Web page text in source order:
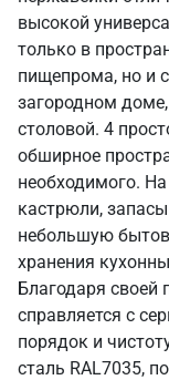
высокой
только в
пищепрома, но и
загородном
столовой. 4
обширное
необходимого.
кастрюли,
небольшую
хранения
Благодаря своей
справляется с
порядок и
сталь RAL7035,